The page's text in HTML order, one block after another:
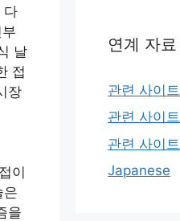
다
날
접
장
이
은
을
연계 자
관련 사이
관련 사이
관련 사이
Japanese